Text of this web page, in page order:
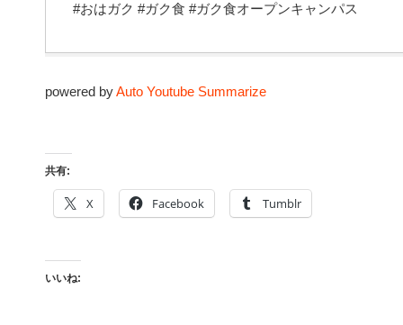
#おはガク #ガク食 #ガク食オープンキャンパス
powered byAuto Youtube Summarize
共有:
X Facebook Tumblr
いいね: